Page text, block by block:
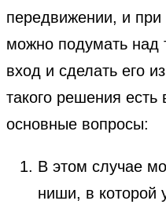
передвижении, и
можно подумать над
вход и сделать его
такого решения
основные вопросы:
В этом случае
ниши, в которой